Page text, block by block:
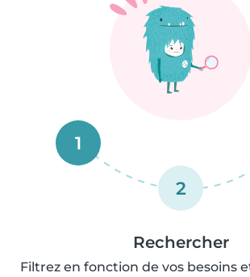
1
2
Rechercher
Filtrez en fonction de vos besoins